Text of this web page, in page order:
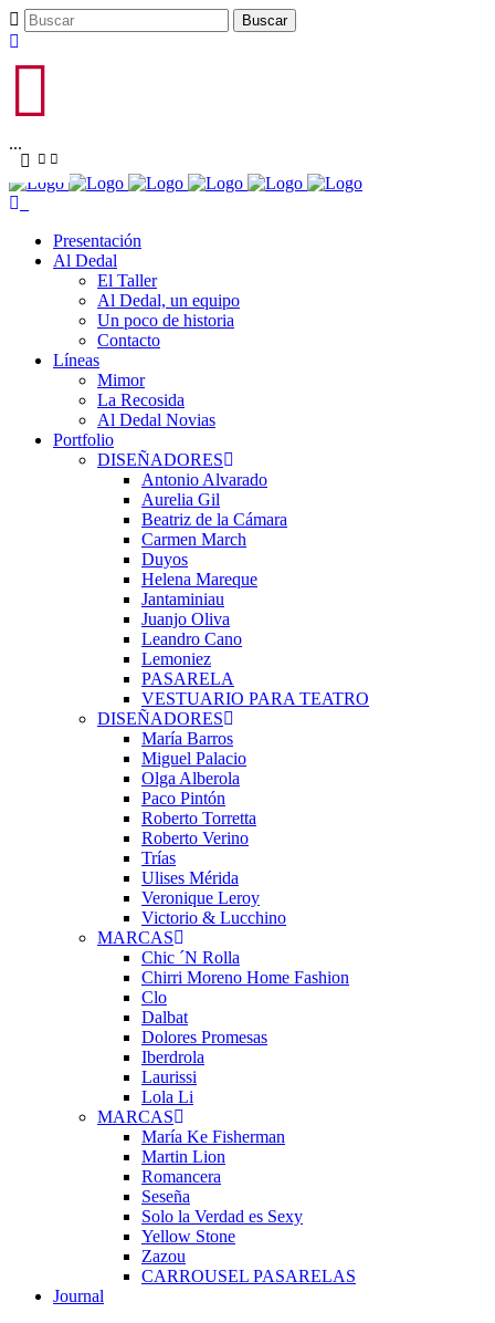
...
Presentación
Al Dedal
El Taller
Al Dedal, un equipo
Un poco de historia
Contacto
Líneas
Mimor
La Recosida
Al Dedal Novias
Portfolio
DISEÑADORES
Antonio Alvarado
Aurelia Gil
Beatriz de la Cámara
Carmen March
Duyos
Helena Mareque
Jantaminiau
Juanjo Oliva
Leandro Cano
Lemoniez
PASARELA
VESTUARIO PARA TEATRO
DISEÑADORES
María Barros
Miguel Palacio
Olga Alberola
Paco Pintón
Roberto Torretta
Roberto Verino
Trías
Ulises Mérida
Veronique Leroy
Victorio & Lucchino
MARCAS
Chic ´N Rolla
Chirri Moreno Home Fashion
Clo
Dalbat
Dolores Promesas
Iberdrola
Laurissi
Lola Li
MARCAS
María Ke Fisherman
Martin Lion
Romancera
Seseña
Solo la Verdad es Sexy
Yellow Stone
Zazou
CARROUSEL PASARELAS
Journal